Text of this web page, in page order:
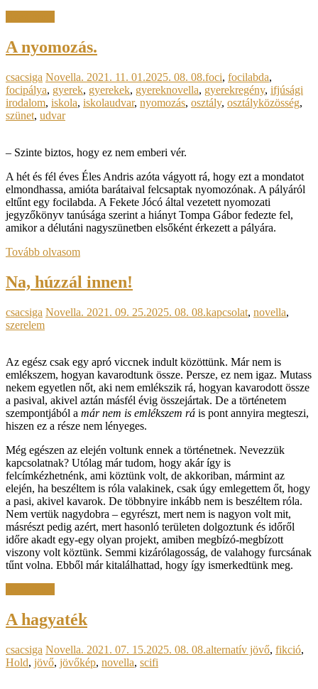
A nyomozás.
csacsiga Novella. 2021. 11. 01.2025. 08. 08.foci, focilabda,
focipálya, gyerek, gyerekek, gyereknovella, gyerekregény, ifjúsági
irodalom, iskola, iskolaudvar, nyomozás, osztály, osztályközösség,
szünet, udvar
– Szinte biztos, hogy ez nem emberi vér.
A hét és fél éves Éles Andris azóta vágyott rá, hogy ezt a mondatot
elmondhassa, amióta barátaival felcsaptak nyomozónak. A pályáról
eltűnt egy focilabda. A Fekete Jócó által vezetett nyomozati
jegyzőkönyv tanúsága szerint a hiányt Tompa Gábor fedezte fel,
amikor a délutáni nagyszünetben elsőként érkezett a pályára.
Tovább olvasom
Na, húzzál innen!
csacsiga Novella. 2021. 09. 25.2025. 08. 08.kapcsolat, novella,
szerelem
Az egész csak egy apró viccnek indult közöttünk. Már nem is
emlékszem, hogyan kavarodtunk össze. Persze, ez nem igaz. Mutass
nekem egyetlen nőt, aki nem emlékszik rá, hogyan kavarodott össze
a pasival, akivel aztán másfél évig összejártak. De a történetem
szempontjából a már nem is emlékszem rá is pont annyira megteszi,
hiszen ez a része nem lényeges.
Még egészen az elején voltunk ennek a történetnek. Nevezzük
kapcsolatnak? Utólag már tudom, hogy akár így is
felcímkézhetnénk, ami köztünk volt, de akkoriban, mármint az
elején, ha beszéltem is róla valakinek, csak úgy emlegettem őt, hogy
a pasi, akivel kavarok. De többnyire inkább nem is beszéltem róla.
Nem vertük nagydobra – egyrészt, mert nem is nagyon volt mit,
másrészt pedig azért, mert hasonló területen dolgoztunk és időről
időre akadt egy-egy olyan projekt, amiben megbízó-megbízott
viszony volt köztünk. Semmi kizárólagosság, de valahogy furcsának
tűnt volna. Ebből már kitalálhattad, hogy így ismerkedtünk meg.
A hagyaték
csacsiga Novella. 2021. 07. 15.2025. 08. 08.alternatív jövő, fikció,
Hold, jövő, jövőkép, novella, scifi